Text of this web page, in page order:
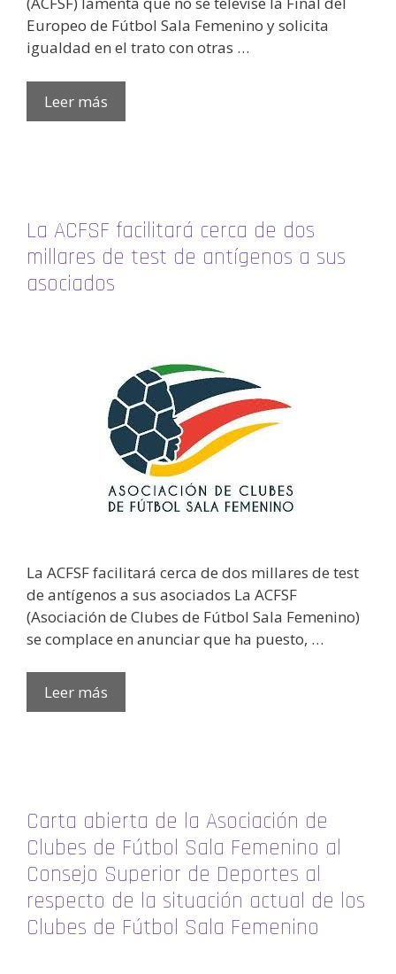
Europeo de Fútbol Sala Femenino y solicita
igualdad en el trato con otras …
Leer más
La ACFSF facilitará cerca de dos
millares de test de antígenos a sus
asociados
La ACFSF facilitará cerca de dos millares de test
de antígenos a sus asociados La ACFSF
(Asociación de Clubes de Fútbol Sala Femenino)
se complace en anunciar que ha puesto, …
Leer más
Carta abierta de la Asociación de
Clubes de Fútbol Sala Femenino al
Consejo Superior de Deportes al
respecto de la situación actual de los
Clubes de Fútbol Sala Femenino